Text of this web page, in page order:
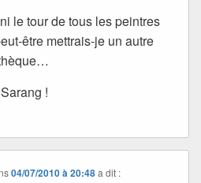
le tour de tous les peintres
être mettrais-je un autre
!
04/07/2010 à 20:48 a dit :